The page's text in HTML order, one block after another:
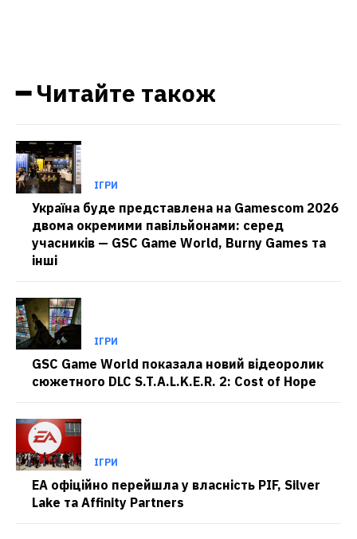
━ Читайте також
ІГРИ
Україна буде представлена на Gamescom 2026
двома окремими павільйонами: серед
учасників — GSC Game World, Burny Games та
інші
ІГРИ
GSC Game World показала новий відеоролик
сюжетного DLC S.T.A.L.K.E.R. 2: Cost of Hope
ІГРИ
EA офіційно перейшла у власність PIF, Silver
Lake та Affinity Partners